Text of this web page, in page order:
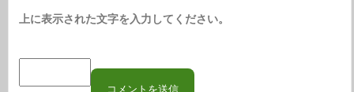
上に表示された文字を入力してください。